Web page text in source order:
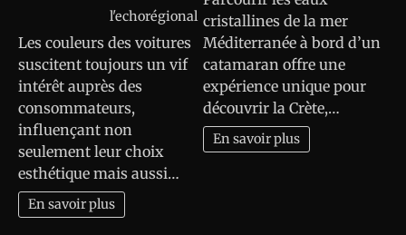
l'echorégional
Les couleurs des voitures
suscitent toujours un vif
intérêt auprès des
consommateurs,
influençant non
seulement leur choix
esthétique mais aussi…
En savoir plus
cristallines de la mer
Méditerranée à bord d’un
catamaran offre une
expérience unique pour
découvrir la Crète,…
En savoir plus